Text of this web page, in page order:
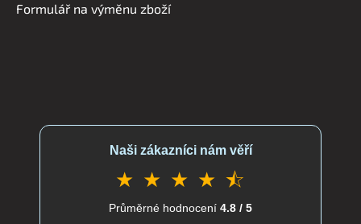
s
u
Formulář na výměnu zboží
Naši zákazníci nám věří
★ ★ ★ ★ ⯪
Průměrné hodnocení 4.8 / 5